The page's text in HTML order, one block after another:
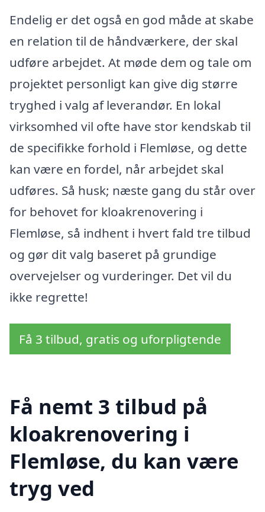
Endelig er det også en god måde at skabe
en relation til de håndværkere, der skal
udføre arbejdet. At møde dem og tale om
projektet personligt kan give dig større
tryghed i valg af leverandør. En lokal
virksomhed vil ofte have stor kendskab til
de specifikke forhold i Flemløse, og dette
kan være en fordel, når arbejdet skal
udføres. Så husk; næste gang du står over
for behovet for kloakrenovering i
Flemløse, så indhent i hvert fald tre tilbud
og gør dit valg baseret på grundige
overvejelser og vurderinger. Det vil du
ikke regrette!
Få 3 tilbud, gratis og uforpligtende
Få nemt 3 tilbud på
kloakrenovering i
Flemløse, du kan være
tryg ved